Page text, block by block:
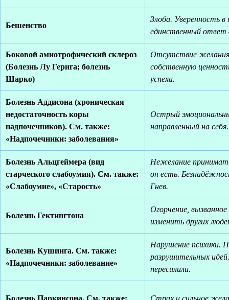
Бешенство
Злоба. Уверенность
единственный ответ
Боковой амиотрофический склероз
(Болезнь Лу Герига; болезнь
Шарко)
Отсутствие
собственную
успеха.
Болезнь Аддисона (хроническая
недостаточность коры
надпочечников). См. также:
«Надпочечники: заболевания»
Острый
направленный на себя.
Болезнь Альцгеймера (вид
старческого слабоумия). См. также:
«Слабоумие», «Старость»
Нежелание
он есть.
Гнев.
Болезнь Гектингтона
Огорчение,
изменить других
Болезнь Кушинга. См. также:
«Надпочечники: заболевание»
Нарушение психики.
разрушительных
пересилили.
Болезнь Паркинсона. См. также:
Страх и сильное